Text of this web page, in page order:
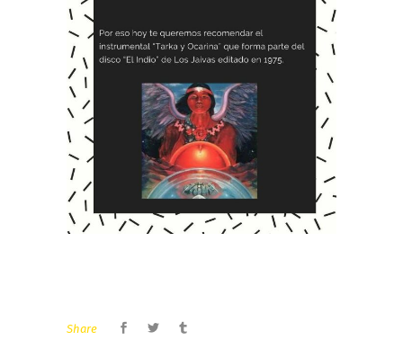
Share